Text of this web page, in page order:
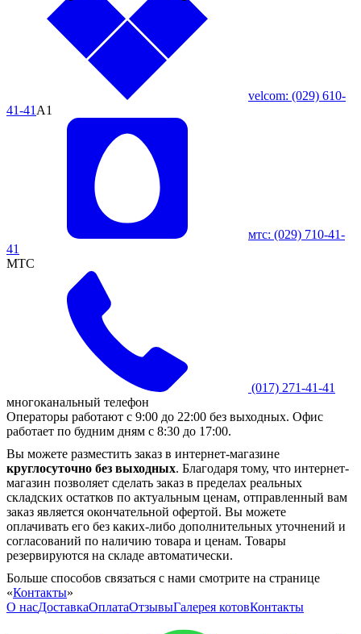
velcom: (029) 610-
41-41 A1
мтс: (029) 710-41-
41
MTC
(017) 271-41-41
многоканальный телефон
Операторы работают с 9:00 до 22:00 без выходных. Офис
работает по будним дням с 8:30 до 17:00.
Вы можете разместить заказ в интернет-магазине
круглосуточно без выходных. Благодаря тому, что интернет-
магазин позволяет сделать заказ в пределах реальных
складских остатков по актуальным ценам, отправленный вам
заказ является окончательной офертой. Вы можете
оплачивать его без каких-либо дополнительных уточнений и
согласований по наличию товара и ценам. Товары
резервируются на складе автоматически.
Больше способов связаться с нами смотрите на странице
«Контакты»
О насДоставкаОплатаОтзывыГалерея котовКонтакты